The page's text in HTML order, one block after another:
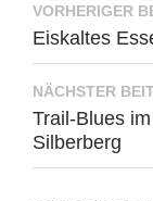
VORHERIGER
Eiskaltes
NÄCHSTER
Trail-Blues
Silberberg